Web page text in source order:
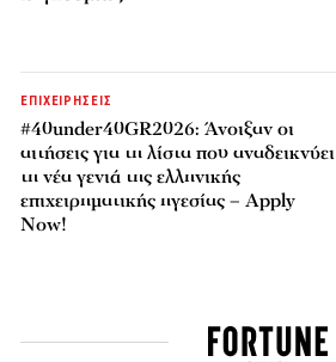
ΕΠΙΧΕΙΡΗΣΕΙΣ
#40under40GR2026: Άνοιξαν οι
αιτήσεις για τη λίστα που αναδεικνύει
τη νέα γενιά της ελληνικής
επιχειρηματικής ηγεσίας – Apply
Now!